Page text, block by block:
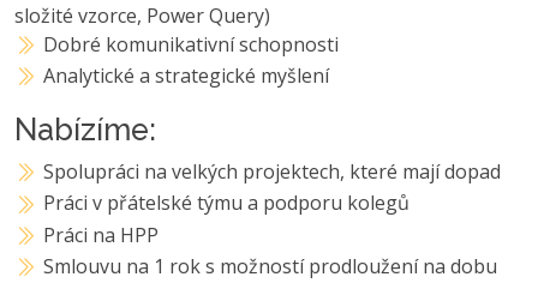
složité vzorce, Power Query)
Dobré komunikativní schopnosti
Analytické a strategické myšlení
Nabízíme:
Spolupráci na velkých projektech, které mají dopad
Práci v přátelské týmu a podporu kolegů
Práci na HPP
Smlouvu na 1 rok s možností prodloužení na dobu